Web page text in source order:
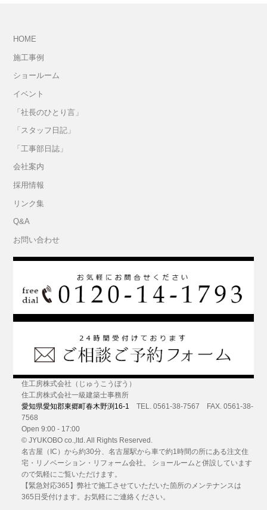
HOME
施工事例
ショールーム
イベント
「社長のひとり言」
「スタッフ日記」
「工事部日誌」
会社案内
採用情報
リンク集
Q&A
お問い合わせ
住工房株式会社（じゅうこうぼう）
住工房株式会社一級建築士事務所
愛知県愛知郡東郷町春木野渕16-1
TEL. 0561-38-7567 FAX. 0561-38-
7568
Open 9:00 - 17:00
© JYUKOBO co.,ltd. All Rights Reserved.
名古屋（IC）から約30分、名古屋駅から車で約1時間の所にある注文住
宅・リノベーション・リフォーム会社。 ショールームと併設しています
ので気軽にご覧いただけます。
【緊急対応365】弊社で施工させていただいた箇所のメンテナンスは
365日受付けます。お気軽にご連絡ください。